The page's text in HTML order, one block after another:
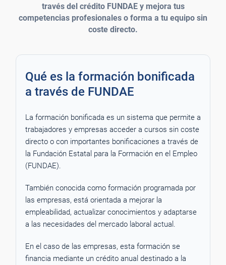
través del crédito FUNDAE y mejora tus
competencias profesionales o forma a tu equipo sin
coste directo.
Qué es la formación bonificada
a través de FUNDAE
La formación bonificada es un sistema que permite a
trabajadores y empresas acceder a cursos sin coste
directo o con importantes bonificaciones a través de
la Fundación Estatal para la Formación en el Empleo
(FUNDAE).
También conocida como formación programada por
las empresas, está orientada a mejorar la
empleabilidad, actualizar conocimientos y adaptarse
a las necesidades del mercado laboral actual.
En el caso de las empresas, esta formación se
financia mediante un crédito anual destinado a la